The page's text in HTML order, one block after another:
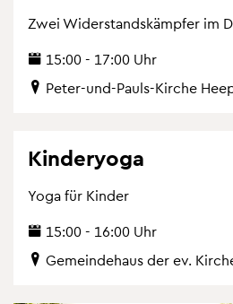
Zwei Wi­der­stands­kämp­fer im
15:00 - 17:00 Uhr
Peter-und-Pauls-Kir­che
Kin­de­ryo­ga
Yoga für Kin­der
15:00 - 16:00 Uhr
Ge­mein­de­haus der ev.